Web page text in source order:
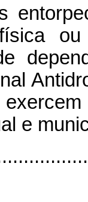
física
e